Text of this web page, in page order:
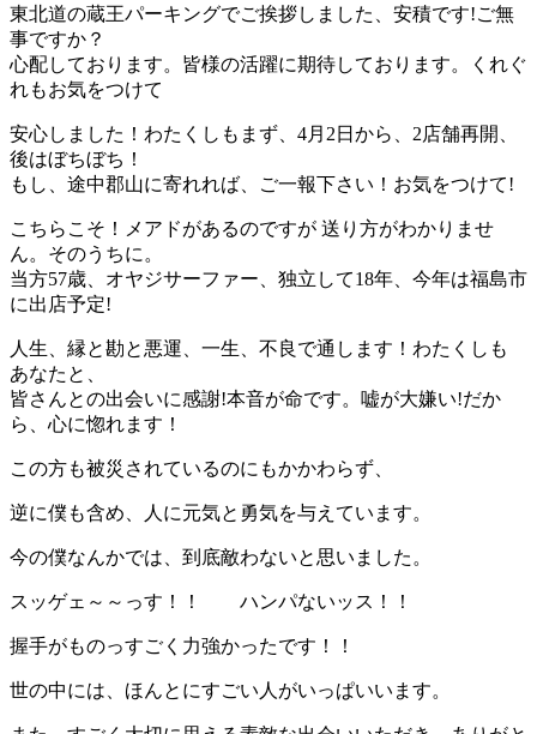
東北道の蔵王パーキングでご挨拶しました、安積です!ご無
事ですか？
心配しております。皆様の活躍に期待しております。くれぐ
れもお気をつけて
安心しました！わたくしもまず、4月2日から、2店舗再開、
後はぼちぼち！
もし、途中郡山に寄れれば、ご一報下さい！お気をつけて!
こちらこそ！メアドがあるのですが 送り方がわかりませ
ん。そのうちに。
当方57歳、オヤジサーファー、独立して18年、今年は福島市
に出店予定!
人生、縁と勘と悪運、一生、不良で通します！わたくしも
あなたと、
皆さんとの出会いに感謝!本音が命です。嘘が大嫌い!だか
ら、心に惚れます！
この方も被災されているのにもかかわらず、
逆に僕も含め、人に元気と勇気を与えています。
今の僕なんかでは、到底敵わないと思いました。
スッゲェ～～っす！！ ハンパないッス！！
握手がものっすごく力強かったです！！
世の中には、ほんとにすごい人がいっぱいいます。